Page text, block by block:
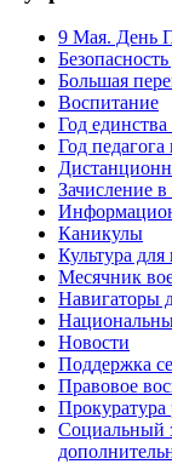
9 Мая. День
Большая
Воспитание
Год
Год педагога
Зачисление
Каникулы
Культура
Месячник
Навигаторы
Новости
Поддержка
Правовое
Прокуратура
Социальный